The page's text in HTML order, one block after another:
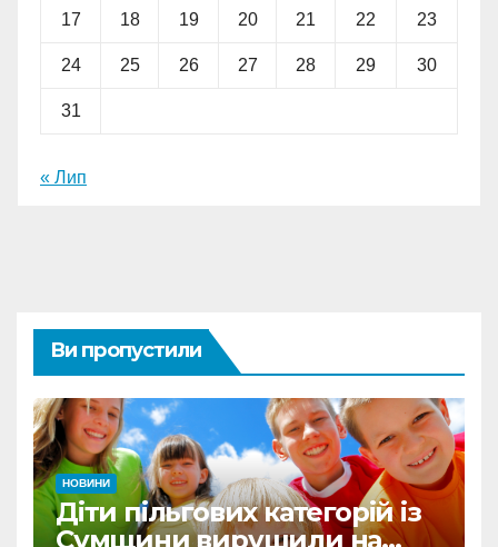
17 18 19 20 21 22 23
24 25 26 27 28 29 30
31
« Лип
Ви пропустили
НОВИНИ
Діти пільгових категорій із
Сумщини вирушили на